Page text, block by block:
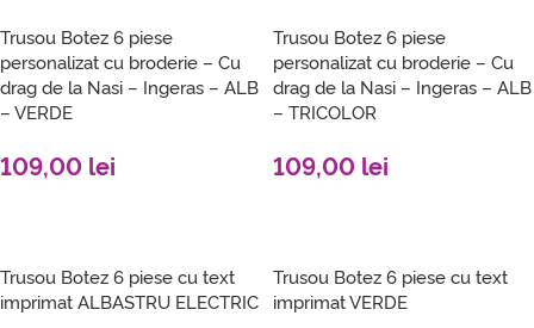
Trusou Botez 6 piese
personalizat cu broderie – Cu
drag de la Nasi – Ingeras – ALB
– VERDE
109,00 lei
Trusou Botez 6 piese
personalizat cu broderie – Cu
drag de la Nasi – Ingeras – ALB
– TRICOLOR
109,00 lei
Trusou Botez 6 piese cu text
imprimat ALBASTRU ELECTRIC
Trusou Botez 6 piese cu text
imprimat VERDE